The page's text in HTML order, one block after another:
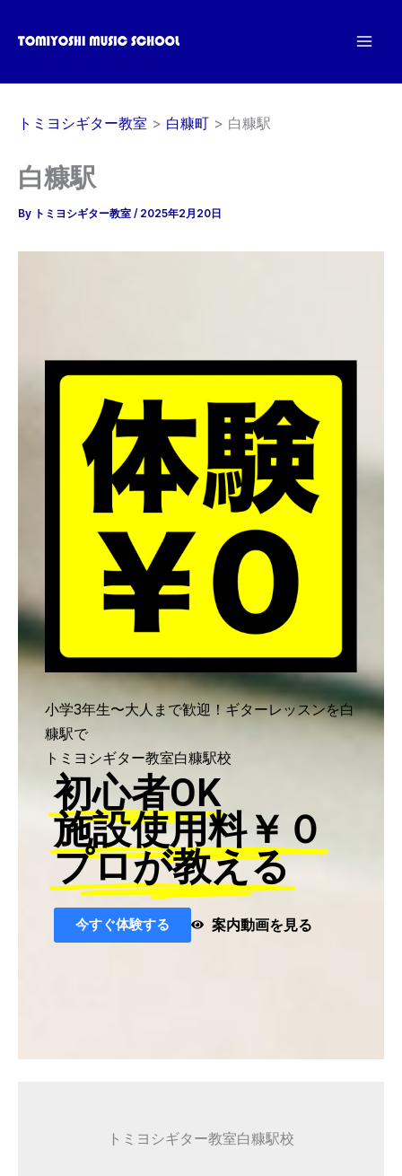
ス
トミヨシギター教室 白糠町 白糠駅
白糠駅
By トミヨシギター教室 / 2025年2月20日
小学3年生〜大人まで歓迎！ギターレッスンを白
糠駅で
トミヨシギター教室白糠駅校
初心者OK
施設使用料￥０
プロが教える
今すぐ体験する 案内動画を見る
トミヨシギター教室白糠駅校